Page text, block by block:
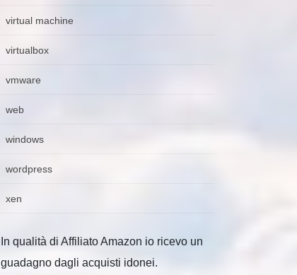
virtual machine
virtualbox
vmware
web
windows
wordpress
xen
In qualità di Affiliato Amazon io ricevo un
guadagno dagli acquisti idonei.